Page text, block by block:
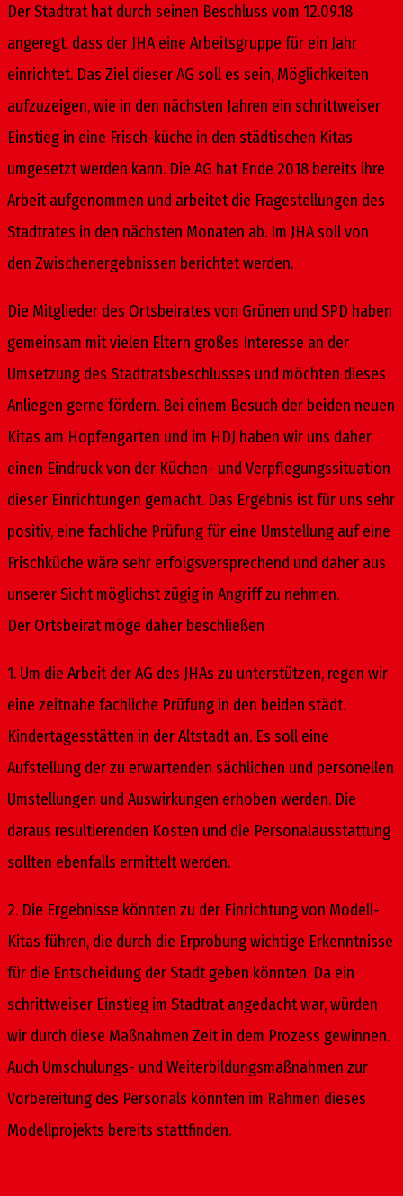
Der Stadtrat hat durch seinen Beschluss vom 12.09.18
angeregt, dass der JHA eine Arbeitsgruppe für ein Jahr
einrichtet. Das Ziel dieser AG soll es sein, Möglichkeiten
aufzuzeigen, wie in den nächsten Jahren ein schrittweiser
Einstieg in eine Frisch-küche in den städtischen Kitas
umgesetzt werden kann. Die AG hat Ende 2018 bereits ihre
Arbeit aufgenommen und arbeitet die Fragestellungen des
Stadtrates in den nächsten Monaten ab. Im JHA soll von
den Zwischenergebnissen berichtet werden.
Die Mitglieder des Ortsbeirates von Grünen und SPD haben
gemeinsam mit vielen Eltern großes Interesse an der
Umsetzung des Stadtratsbeschlusses und möchten dieses
Anliegen gerne fördern. Bei einem Besuch der beiden neuen
Kitas am Hopfengarten und im HDJ haben wir uns daher
einen Eindruck von der Küchen- und Verpflegungssituation
dieser Einrichtungen gemacht. Das Ergebnis ist für uns sehr
positiv, eine fachliche Prüfung für eine Umstellung auf eine
Frischküche wäre sehr erfolgsversprechend und daher aus
unserer Sicht möglichst zügig in Angriff zu nehmen.
Der Ortsbeirat möge daher beschließen
1. Um die Arbeit der AG des JHAs zu unterstützen, regen wir
eine zeitnahe fachliche Prüfung in den beiden städt.
Kindertagesstätten in der Altstadt an. Es soll eine
Aufstellung der zu erwartenden sächlichen und personellen
Umstellungen und Auswirkungen erhoben werden. Die
daraus resultierenden Kosten und die Personalausstattung
sollten ebenfalls ermittelt werden.
2. Die Ergebnisse könnten zu der Einrichtung von Modell-
Kitas führen, die durch die Erprobung wichtige Erkenntnisse
für die Entscheidung der Stadt geben könnten. Da ein
schrittweiser Einstieg im Stadtrat angedacht war, würden
wir durch diese Maßnahmen Zeit in dem Prozess gewinnen.
Auch Umschulungs- und Weiterbildungsmaßnahmen zur
Vorbereitung des Personals könnten im Rahmen dieses
Modellprojekts bereits stattfinden.